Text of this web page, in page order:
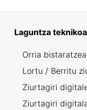
Laguntza teknikoa
Orria bistaratzea
Lortu / Berritu
Ziurtagiri
Ziurtagiri